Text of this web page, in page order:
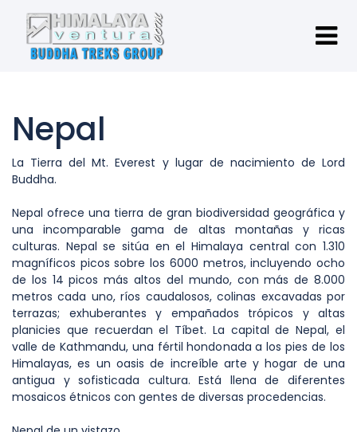
Nepal
La Tierra del Mt. Everest y lugar de nacimiento de Lord
Buddha.
Nepal ofrece una tierra de gran biodiversidad geográfica y
una incomparable gama de altas montañas y ricas
culturas. Nepal se sitúa en el Himalaya central con 1.310
magníficos picos sobre los 6000 metros, incluyendo ocho
de los 14 picos más altos del mundo, con más de 8.000
metros cada uno, ríos caudalosos, colinas excavadas por
terrazas; exhuberantes y empañados trópicos y altas
planicies que recuerdan el Tíbet. La capital de Nepal, el
valle de Kathmandu, una fértil hondonada a los pies de los
Himalayas, es un oasis de increíble arte y hogar de una
antigua y sofisticada cultura. Está llena de diferentes
mosaicos étnicos con gentes de diversas procedencias.